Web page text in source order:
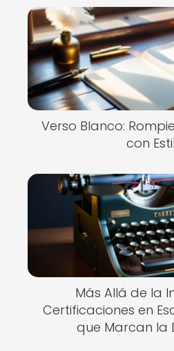
Verso Blanco:
con
Más Allá de la
Certificaciones en
que Marcan la